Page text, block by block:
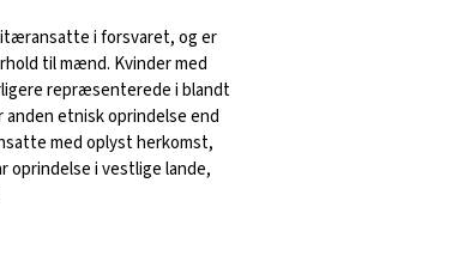
i forsvaret, og er
til mænd. Kvinder med
repræsenterede i blandt
anden etnisk oprindelse end
med oplyst herkomst,
oprindelse i vestlige lande,